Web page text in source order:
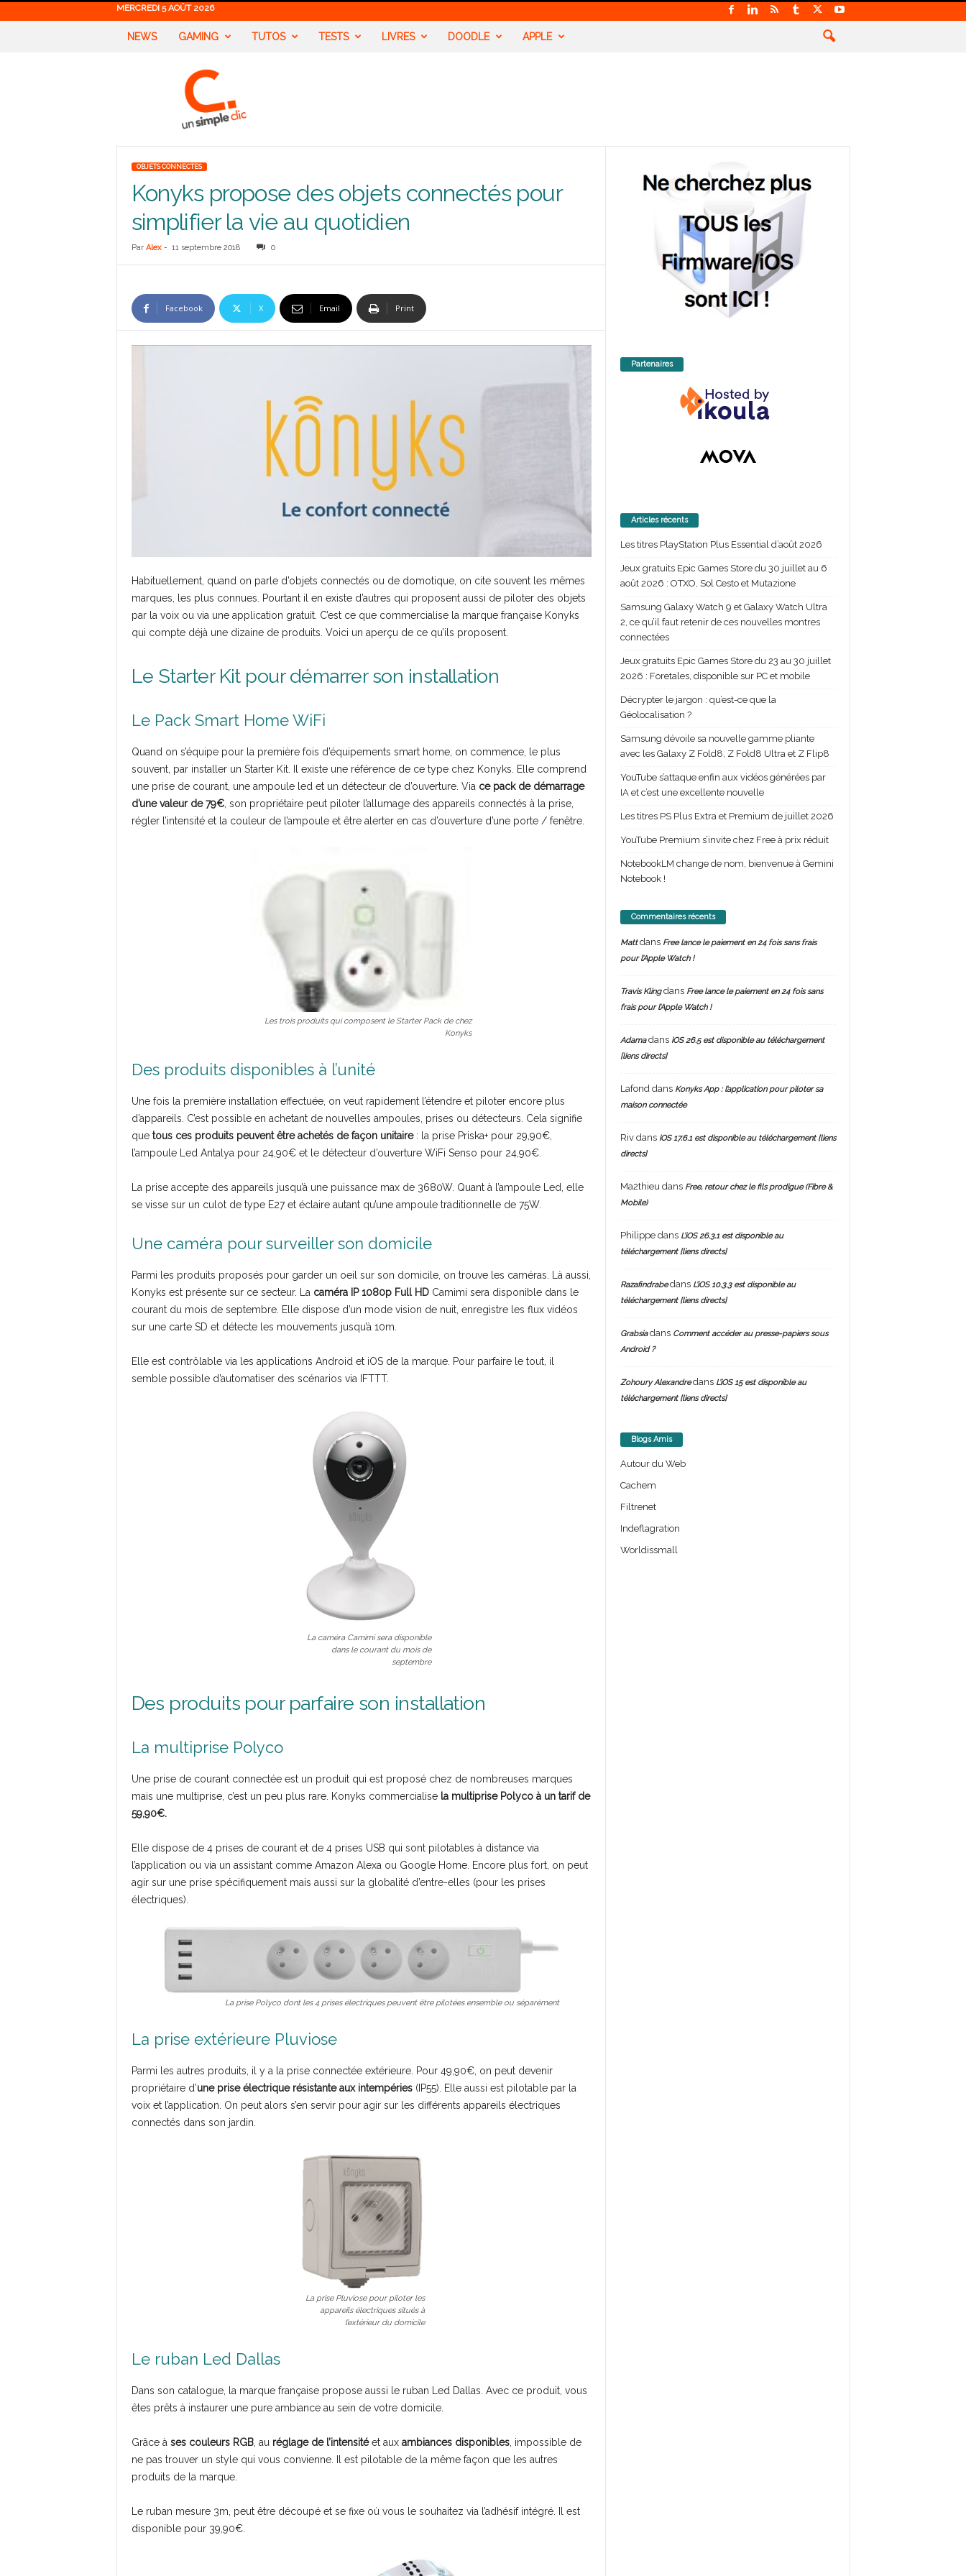
MERCREDI 5 AOÛT 2026
NEWS GAMING TUTOS TESTS LIVRES DOODLE APPLE
OBJETS CONNECTES
Konyks propose des objets connectés pour
simplifier la vie au quotidien
Par Alex- 11 septembre 2018 0
Facebook X Email Print
Habituellement, quand on parle d’objets connectés ou de domotique, on cite souvent les mêmes
marques, les plus connues. Pourtant il en existe d’autres qui proposent aussi de piloter des objets
par la voix ou via une application gratuit. C’est ce que commercialise la marque française Konyks
qui compte déjà une dizaine de produits. Voici un aperçu de ce qu’ils proposent.
Le Starter Kit pour démarrer son installation
Le Pack Smart Home WiFi
Quand on s’équipe pour la première fois d’équipements smart home, on commence, le plus
souvent, par installer un Starter Kit. Il existe une référence de ce type chez Konyks. Elle comprend
une prise de courant, une ampoule led et un détecteur de d’ouverture. Via ce pack de démarrage
d’une valeur de 79€, son propriétaire peut piloter l’allumage des appareils connectés à la prise,
régler l’intensité et la couleur de l’ampoule et être alerter en cas d’ouverture d’une porte / fenêtre.
Les trois produits qui composent le Starter Pack de chez
Konyks
Des produits disponibles à l’unité
Une fois la première installation effectuée, on veut rapidement l’étendre et piloter encore plus
d’appareils. C’est possible en achetant de nouvelles ampoules, prises ou détecteurs. Cela signifie
que tous ces produits peuvent être achetés de façon unitaire: la prise Priska+ pour 29,90€,
l’ampoule Led Antalya pour 24,90€ et le détecteur d’ouverture WiFi Senso pour 24,90€.
La prise accepte des appareils jusqu’à une puissance max de 3680W. Quant à l’ampoule Led, elle
se visse sur un culot de type E27 et éclaire autant qu’une ampoule traditionnelle de 75W.
Une caméra pour surveiller son domicile
Parmi les produits proposés pour garder un oeil sur son domicile, on trouve les caméras. Là aussi,
Konyks est présente sur ce secteur. La caméra IP 1080p Full HDCamimi sera disponible dans le
courant du mois de septembre. Elle dispose d’un mode vision de nuit, enregistre les flux vidéos
sur une carte SD et détecte les mouvements jusqu’à 10m.
Elle est contrôlable via les applications Android et iOS de la marque. Pour parfaire le tout, il
semble possible d’automatiser des scénarios via IFTTT.
La caméra Camimi sera disponible
dans le courant du mois de
septembre
Des produits pour parfaire son installation
La multiprise Polyco
Une prise de courant connectée est un produit qui est proposé chez de nombreuses marques
mais une multiprise, c’est un peu plus rare. Konyks commercialisela multiprise Polyco à un tarif de
59,90€.
Elle dispose de 4 prises de courant et de 4 prises USB qui sont pilotables à distance via
l’application ou via un assistant comme Amazon Alexa ou Google Home. Encore plus fort, on peut
agir sur une prise spécifiquement mais aussi sur la globalité d’entre-elles (pour les prises
électriques).
La prise Polyco dont les 4 prises électriques peuvent être pilotées ensemble ou séparément
La prise extérieure Pluviose
Parmi les autres produits, il y a la prise connectée extérieure. Pour 49,90€, on peut devenir
propriétaire d’une prise électrique résistante aux intempéries(IP55). Elle aussi est pilotable par la
voix et l’application. On peut alors s’en servir pour agir sur les différents appareils électriques
connectés dans son jardin.
La prise Pluviose pour piloter les
appareils électriques situés à
l’extérieur du domicile
Le ruban Led Dallas
Dans son catalogue, la marque française propose aussi le ruban Led Dallas. Avec ce produit, vous
êtes prêts à instaurer une pure ambiance au sein de votre domicile.
Grâce à ses couleurs RGB, au réglage de l’intensitéet aux ambiances disponibles, impossible de
ne pas trouver un style qui vous convienne. Il est pilotable de la même façon que les autres
produits de la marque.
Le ruban mesure 3m, peut être découpé et se fixe où vous le souhaitez via l’adhésif intégré. Il est
disponible pour 39,90€.
Partenaires
Articles récents
Les titres PlayStation Plus Essential d’août 2026
Jeux gratuits Epic Games Store du 30 juillet au 6
août 2026 : OTXO, Sol Cesto et Mutazione
Samsung Galaxy Watch 9 et Galaxy Watch Ultra
2, ce qu’il faut retenir de ces nouvelles montres
connectées
Jeux gratuits Epic Games Store du 23 au 30 juillet
2026 : Foretales, disponible sur PC et mobile
Décrypter le jargon : qu’est-ce que la
Géolocalisation ?
Samsung dévoile sa nouvelle gamme pliante
avec les Galaxy Z Fold8, Z Fold8 Ultra et Z Flip8
YouTube s’attaque enfin aux vidéos générées par
IA et c’est une excellente nouvelle
Les titres PS Plus Extra et Premium de juillet 2026
YouTube Premium s’invite chez Free à prix réduit
NotebookLM change de nom, bienvenue à Gemini
Notebook !
Commentaires récents
Mattdans Free lance le paiement en 24 fois sans frais
pour l’Apple Watch !
Travis Klingdans Free lance le paiement en 24 fois sans
frais pour l’Apple Watch !
Adamadans iOS 26.5 est disponible au téléchargement
[liens directs]
Lafond dans Konyks App : l’application pour piloter sa
maison connectée
Rivdans iOS 17.6.1 est disponible au téléchargement [liens
directs]
Ma2thieu dans Free, retour chez le fils prodigue (Fibre &
Mobile)
Philippedans L’iOS 26.3.1 est disponible au
téléchargement [liens directs]
Razafindrabedans L’iOS 10.3.3 est disponible au
téléchargement [liens directs]
Grabsiadans Comment accéder au presse-papiers sous
Android ?
Zohoury Alexandredans L’iOS 15 est disponible au
téléchargement [liens directs]
Blogs Amis
Autour du Web
Cachem
Filtrenet
Indeflagration
Worldissmall